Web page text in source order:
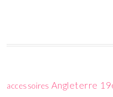
accessoires Angleterre